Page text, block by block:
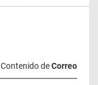
Contenido deCorreo